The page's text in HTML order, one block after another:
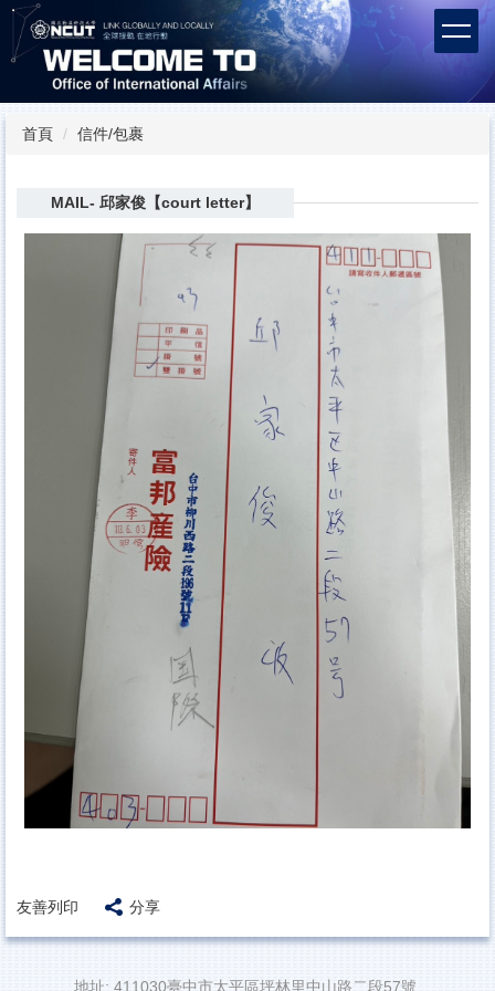
跳
到
主
內
容首頁 信件/包裹
MAIL- 邱家俊【court letter】
友善列印 分享
地址: 411030臺中市太平區坪林里中山路二段57號